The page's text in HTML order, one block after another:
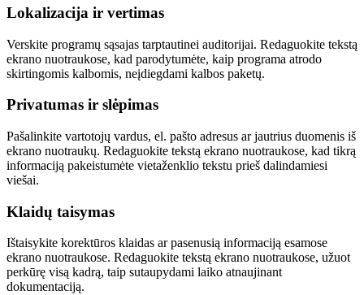
Lokalizacija ir vertimas
Verskite programų sąsajas tarptautinei auditorijai. Redaguokite tekstą
ekrano nuotraukose, kad parodytumėte, kaip programa atrodo
skirtingomis kalbomis, neįdiegdami kalbos paketų.
Privatumas ir slėpimas
Pašalinkite vartotojų vardus, el. pašto adresus ar jautrius duomenis iš
ekrano nuotraukų. Redaguokite tekstą ekrano nuotraukose, kad tikrą
informaciją pakeistumėte vietaženklio tekstu prieš dalindamiesi
viešai.
Klaidų taisymas
Ištaisykite korektūros klaidas ar pasenusią informaciją esamose
ekrano nuotraukose. Redaguokite tekstą ekrano nuotraukose, užuot
perkūrę visą kadrą, taip sutaupydami laiko atnaujinant
dokumentaciją.